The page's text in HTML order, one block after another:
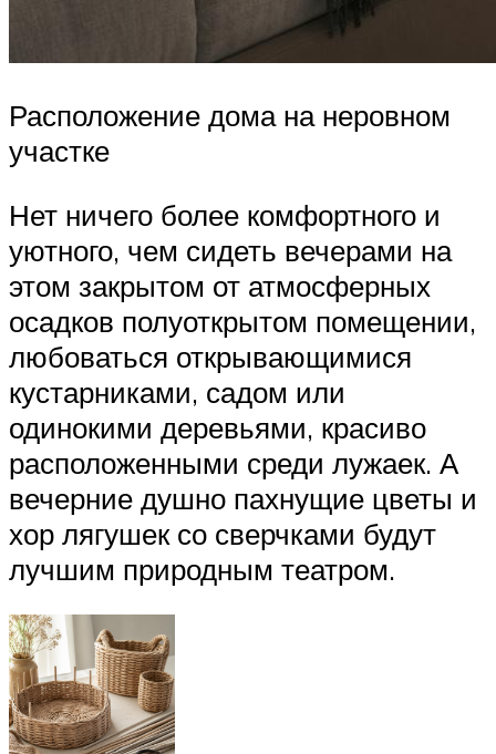
Расположение дома на неровном
участке
Нет ничего более комфортного и
уютного, чем сидеть вечерами на
этом закрытом от атмосферных
осадков полуоткрытом помещении,
любоваться открывающимися
кустарниками, садом или
одинокими деревьями, красиво
расположенными среди лужаек. А
вечерние душно пахнущие цветы и
хор лягушек со сверчками будут
лучшим природным театром.